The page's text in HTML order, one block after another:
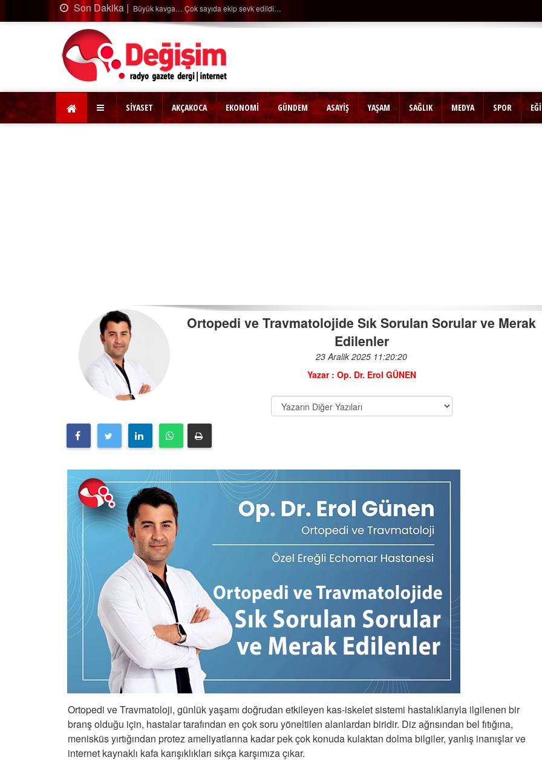
Son Dakika |Ağaçtan düştü…
SİYASET AKÇAKOCA EKONOMİ GÜNDEM ASAYİŞ YAŞAM SAĞLIK MEDYA SPOR
Ortopedi ve Travmatolojide Sık Sorulan Sorular ve Merak
Edilenler
23 Aralik 2025 11:20:20
Yazar : Op. Dr. Erol GÜNEN
Ortopedi ve Travmatoloji, günlük yaşamı doğrudan etkileyen kas-iskelet sistemi hastalıklarıyla ilgilenen bir
branş olduğu için, hastalar tarafından en çok soru yöneltilen alanlardan biridir. Diz ağrısından bel fıtığına,
menisküs yırtığından protez ameliyatlarına kadar pek çok konuda kulaktan dolma bilgiler, yanlış inanışlar ve
internet kaynaklı kafa karışıklıkları sıkça karşımıza çıkar.
Ortopedide Ultrason: Tanı ve
Tedavide Yeni Dönem
03-04-2025 | 09 : 10 35
Ortopedide Ucuz İmplant,
Pahalı Sonuçlar Doğurabilir!
18-04-2025 | 11 : 04 03
Sınıkçılardan Uzak Durun,
Bilime Güvenin!
06-05-2025 | 11 : 12 15
Kaplıca Gerçekten Faydalı mı?
SEÇMEN NE DEDİ?
Op. Dr. Erol GÜNEN
Kemiklerinizi Sessizce Çürüten 6
Alışkanlık